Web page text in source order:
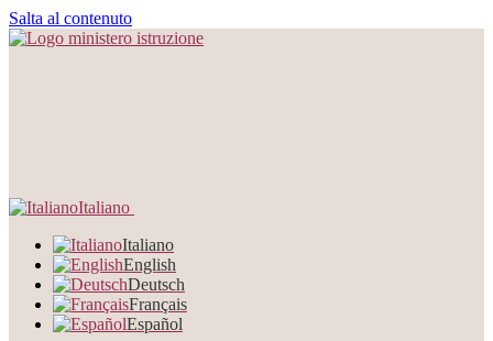
Salta al contenuto
Italiano
Italiano
English
Deutsch
Français
Español